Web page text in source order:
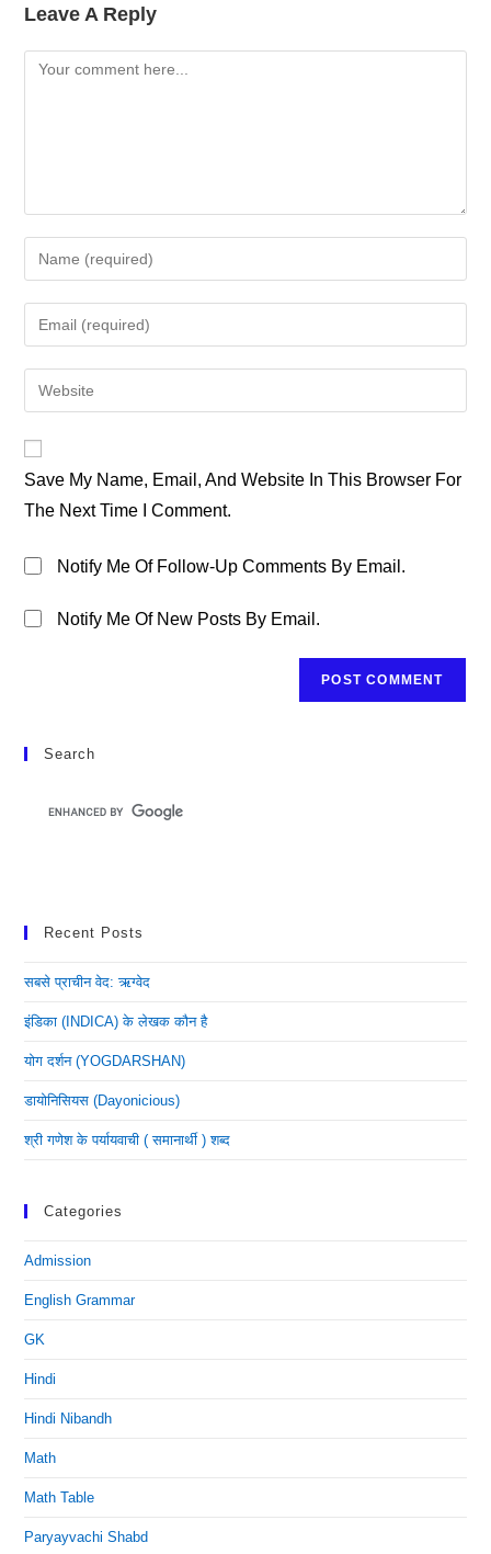
Leave A Reply
Comment
Your
Name
Or
To
Comment
Your
Email
Address
Your
URL
(optional)
Save My Name, Email, And Website In This Browser For
The Next Time I Comment.
Notify Me Of Follow-Up Comments By Email.
Notify Me Of New Posts By Email.
Search
Recent Posts
सबसे प्राचीन वेद: ऋग्वेद
इंडिका (INDICA) के लेखक कौन है
योग दर्शन (YOGDARSHAN)
डायोनिसियस (dayonicious)
श्री गणेश के पर्यायवाची ( समानार्थी ) शब्द
Categories
Admission
English Grammar
GK
Hindi
Hindi Nibandh
Math
Math Table
Paryayvachi Shabd